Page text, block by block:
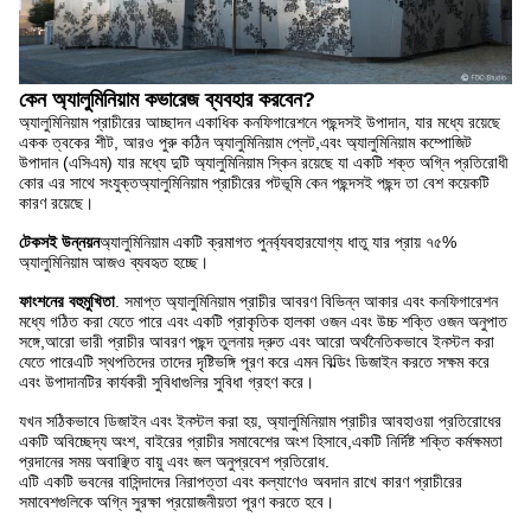
কেন অ্যালুমিনিয়াম কভারেজ ব্যবহার করবেন?
অ্যালুমিনিয়াম প্রাচীরের আচ্ছাদন একাধিক কনফিগারেশনে পছন্দসই উপাদান, যার মধ্যে রয়েছে
একক ত্বকের শীট, আরও পুরু কঠিন অ্যালুমিনিয়াম প্লেট,এবং অ্যালুমিনিয়াম কম্পোজিট
উপাদান (এসিএম) যার মধ্যে দুটি অ্যালুমিনিয়াম স্কিন রয়েছে যা একটি শক্ত অগ্নি প্রতিরোধী
কোর এর সাথে সংযুক্তঅ্যালুমিনিয়াম প্রাচীরের পটভূমি কেন পছন্দসই পছন্দ তা বেশ কয়েকটি
কারণ রয়েছে।
টেকসই উন্নয়নঅ্যালুমিনিয়াম একটি ক্রমাগত পুনর্ব্যবহারযোগ্য ধাতু যার প্রায় ৭৫%
অ্যালুমিনিয়াম আজও ব্যবহৃত হচ্ছে।
ফাংশনের বহুমুখিতা. সমাপ্ত অ্যালুমিনিয়াম প্রাচীর আবরণ বিভিন্ন আকার এবং কনফিগারেশন
মধ্যে গঠিত করা যেতে পারে এবং একটি প্রাকৃতিক হালকা ওজন এবং উচ্চ শক্তি ওজন অনুপাত
সঙ্গে,আরো ভারী প্রাচীর আবরণ পছন্দ তুলনায় দ্রুত এবং আরো অর্থনৈতিকভাবে ইনস্টল করা
যেতে পারেএটি স্থপতিদের তাদের দৃষ্টিভঙ্গি পূরণ করে এমন বিল্ডিং ডিজাইন করতে সক্ষম করে
এবং উপাদানটির কার্যকরী সুবিধাগুলির সুবিধা গ্রহণ করে।
যখন সঠিকভাবে ডিজাইন এবং ইনস্টল করা হয়, অ্যালুমিনিয়াম প্রাচীর আবহাওয়া প্রতিরোধের
একটি অবিচ্ছেদ্য অংশ, বাইরের প্রাচীর সমাবেশের অংশ হিসাবে,একটি নির্দিষ্ট শক্তি কর্মক্ষমতা
প্রদানের সময় অবাঞ্ছিত বায়ু এবং জল অনুপ্রবেশ প্রতিরোধ.
এটি একটি ভবনের বাসিন্দাদের নিরাপত্তা এবং কল্যাণেও অবদান রাখে কারণ প্রাচীরের
সমাবেশগুলিকে অগ্নি সুরক্ষা প্রয়োজনীয়তা পূরণ করতে হবে।